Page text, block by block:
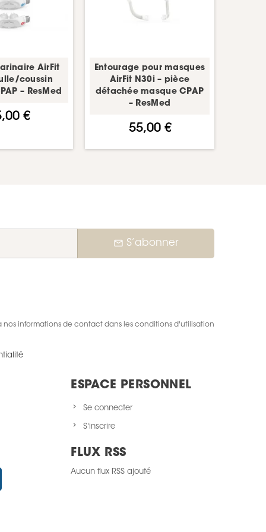
AirFit
coussin
– ResMed
€
Entourage pour masques
AirFit N30i – pièce
détachée masque CPAP
– ResMed
55,00 €
mail_outline S’abonner
nos informations de contact dans les conditions d'utilisation
ESPACE PERSONNEL
Se connecter
S'inscrire
FLUX RSS
Aucun flux RSS ajouté